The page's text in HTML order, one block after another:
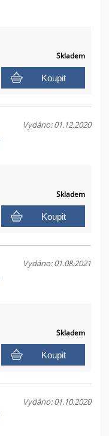
Skladem
Koupit
Vydáno: 01.12.2020
Skladem
Koupit
Vydáno: 01.08.2021
Skladem
Koupit
Vydáno: 01.10.2020